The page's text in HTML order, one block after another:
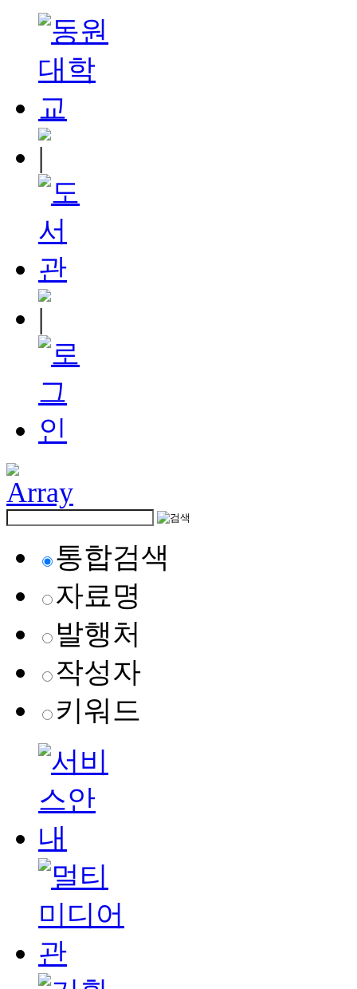
통합검색
자료명
발행처
작성자
키워드